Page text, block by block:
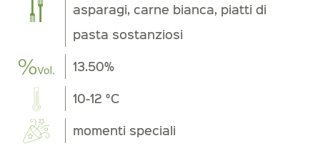
asparagi, carne bianca, piatti di
pasta sostanziosi
13.50%
10-12 °C
momenti speciali